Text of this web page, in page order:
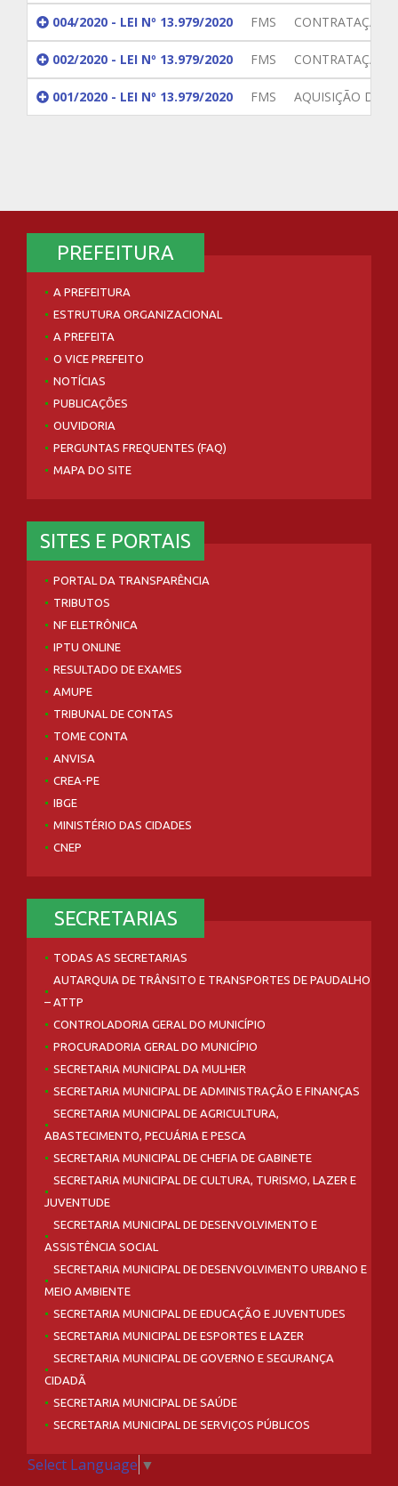
004/2020 - LEI Nº 13.979/2020 FMS CONTRATAÇÃO
002/2020 - LEI Nº 13.979/2020 FMS CONTRATAÇÃO
001/2020 - LEI Nº 13.979/2020 FMS AQUISIÇÃO DE
PREFEITURA
A PREFEITURA
ESTRUTURA ORGANIZACIONAL
A PREFEITA
O VICE PREFEITO
NOTÍCIAS
PUBLICAÇÕES
OUVIDORIA
PERGUNTAS FREQUENTES (FAQ)
MAPA DO SITE
SITES E PORTAIS
PORTAL DA TRANSPARÊNCIA
TRIBUTOS
NF ELETRÔNICA
IPTU ONLINE
RESULTADO DE EXAMES
AMUPE
TRIBUNAL DE CONTAS
TOME CONTA
ANVISA
CREA-PE
IBGE
MINISTÉRIO DAS CIDADES
CNEP
SECRETARIAS
TODAS AS SECRETARIAS
AUTARQUIA DE TRÂNSITO E TRANSPORTES DE PAUDALHO
– ATTP
CONTROLADORIA GERAL DO MUNICÍPIO
PROCURADORIA GERAL DO MUNICÍPIO
SECRETARIA MUNICIPAL DA MULHER
SECRETARIA MUNICIPAL DE ADMINISTRAÇÃO E FINANÇAS
SECRETARIA MUNICIPAL DE AGRICULTURA,
ABASTECIMENTO, PECUÁRIA E PESCA
SECRETARIA MUNICIPAL DE CHEFIA DE GABINETE
SECRETARIA MUNICIPAL DE CULTURA, TURISMO, LAZER E
JUVENTUDE
SECRETARIA MUNICIPAL DE DESENVOLVIMENTO E
ASSISTÊNCIA SOCIAL
SECRETARIA MUNICIPAL DE DESENVOLVIMENTO URBANO E
MEIO AMBIENTE
SECRETARIA MUNICIPAL DE EDUCAÇÃO E JUVENTUDES
SECRETARIA MUNICIPAL DE ESPORTES E LAZER
SECRETARIA MUNICIPAL DE GOVERNO E SEGURANÇA
CIDADÃ
SECRETARIA MUNICIPAL DE SAÚDE
SECRETARIA MUNICIPAL DE SERVIÇOS PÚBLICOS
Select Language ▼